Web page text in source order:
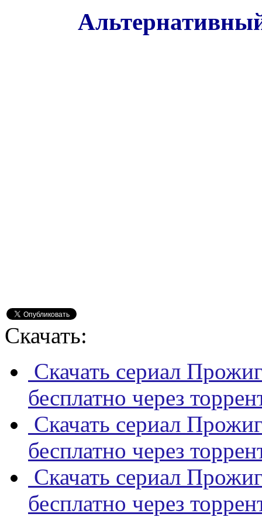
Скачать:
Скачать сериал
бесплатно через
Скачать сериал
бесплатно через
Скачать сериал
бесплатно через